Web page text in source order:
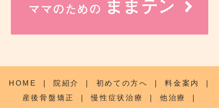
HOME ｜ 院紹介 ｜ 初めての方へ ｜ 料金案内
｜
産後骨盤矯正
｜ 慢性症状治療 ｜ 他治療
｜